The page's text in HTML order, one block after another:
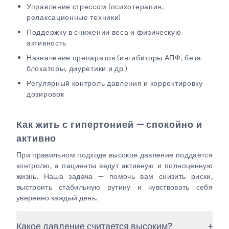
Управление стрессом (психотерапия,
релаксационные техники)
Поддержку в снижении веса и физическую
активность
Назначение препаратов (ингибиторы АПФ, бета-
блокаторы, диуретики и др.)
Регулярный контроль давления и корректировку
дозировок
Как жить с гипертонией — спокойно и
активно
При правильном подходе высокое давление поддаётся
контролю, а пациенты ведут активную и полноценную
жизнь. Наша задача — помочь вам снизить риски,
выстроить стабильную рутину и чувствовать себя
уверенно каждый день.
Какое давление считается высоким? +